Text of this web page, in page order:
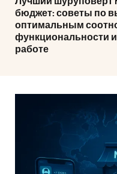
бюджет: советы по
оптимальным
функциональности
работе